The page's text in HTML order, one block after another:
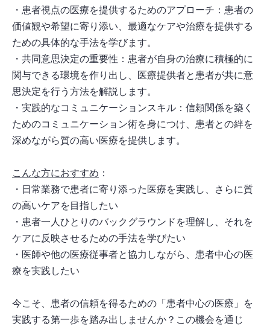
・患者視点の医療を提供するためのアプローチ：患者の
価値観や希望に寄り添い、最適なケアや治療を提供する
ための具体的な手法を学びます。
・共同意思決定の重要性：患者が自身の治療に積極的に
関与できる環境を作り出し、医療提供者と患者が共に意
思決定を行う方法を解説します。
・実践的なコミュニケーションスキル：信頼関係を築く
ためのコミュニケーション術を身につけ、患者との絆を
深めながら質の高い医療を提供します。
こんな方におすすめ ：
・日常業務で患者に寄り添った医療を実践し、さらに質
の高いケアを目指したい
・患者一人ひとりのバックグラウンドを理解し、それを
ケアに反映させるための手法を学びたい
・医師や他の医療従事者と協力しながら、患者中心の医
療を実践したい
今こそ、患者の信頼を得るための「患者中心の医療」を
実践する第一歩を踏み出しませんか？この機会を通じ